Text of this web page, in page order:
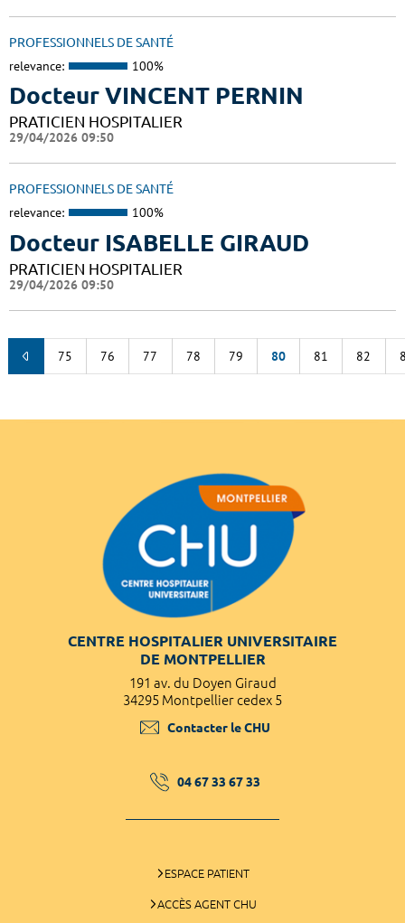
PROFESSIONNELS DE SANTÉ
relevance: 100%
Docteur VINCENT PERNIN
PRATICIEN HOSPITALIER
29/04/2026 09:50
PROFESSIONNELS DE SANTÉ
relevance: 100%
Docteur ISABELLE GIRAUD
PRATICIEN HOSPITALIER
29/04/2026 09:50
75 76 77 78 79 80 81 82
CENTRE HOSPITALIER UNIVERSITAIRE
DE MONTPELLIER
191 av. du Doyen Giraud
34295 Montpellier cedex 5
Contacter le CHU
04 67 33 67 33
ESPACE PATIENT
ACCÈS AGENT CHU